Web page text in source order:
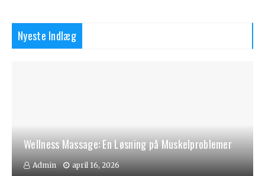
Nyeste Indlæg
Wellness Massage: En Løsning på Muskelproblemer
Admin april 16, 2026